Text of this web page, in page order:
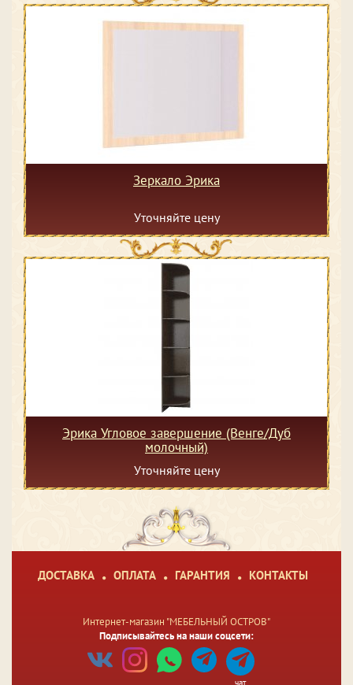
Зеркало Эрика
Уточняйте цену
Эрика Угловое завершение (Венге/Дуб
молочный)
Уточняйте цену
ДОСТАВКА ОПЛАТА ГАРАНТИЯ КОНТАКТЫ
Интернет-магазин "МЕБЕЛЬНЫЙ ОСТРОВ"
Подписывайтесь на наши соцсети: